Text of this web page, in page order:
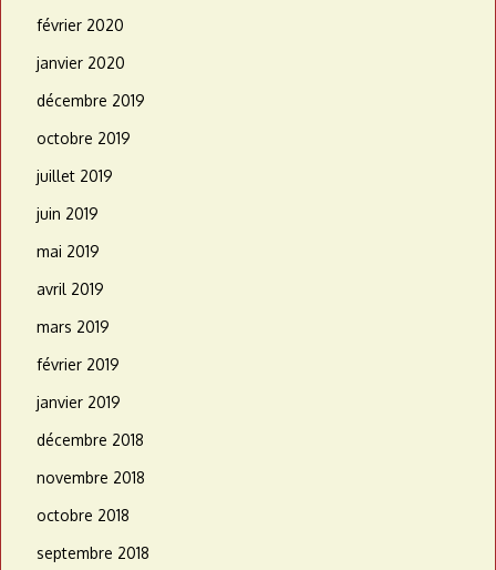
février 2020
janvier 2020
décembre 2019
octobre 2019
juillet 2019
juin 2019
mai 2019
avril 2019
mars 2019
février 2019
janvier 2019
décembre 2018
novembre 2018
octobre 2018
septembre 2018